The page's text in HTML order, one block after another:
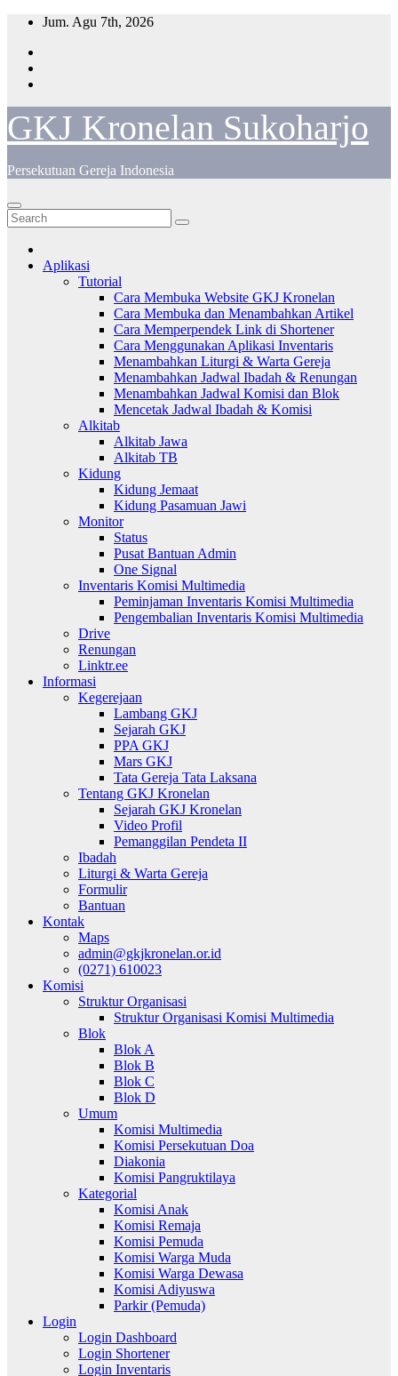
Skip
content
Jum. Agu 7th, 2026
GKJ Kronelan Sukoharjo
Persekutuan Gereja Indonesia
Aplikasi
Tutorial
Cara Membuka Website GKJ Kronelan
Cara Membuka dan Menambahkan Artikel
Cara Memperpendek Link di Shortener
Cara Menggunakan Aplikasi Inventaris
Menambahkan Liturgi & Warta Gereja
Menambahkan Jadwal Ibadah & Renungan
Menambahkan Jadwal Komisi dan Blok
Mencetak Jadwal Ibadah & Komisi
Alkitab
Alkitab Jawa
Alkitab TB
Kidung
Kidung Jemaat
Kidung Pasamuan Jawi
Monitor
Status
Pusat Bantuan Admin
One Signal
Inventaris Komisi Multimedia
Peminjaman Inventaris Komisi Multimedia
Pengembalian Inventaris Komisi Multimedia
Drive
Renungan
Linktr.ee
Informasi
Kegerejaan
Lambang GKJ
Sejarah GKJ
PPA GKJ
Mars GKJ
Tata Gereja Tata Laksana
Tentang GKJ Kronelan
Sejarah GKJ Kronelan
Video Profil
Pemanggilan Pendeta II
Ibadah
Liturgi & Warta Gereja
Formulir
Bantuan
Kontak
Maps
admin@gkjkronelan.or.id
(0271) 610023
Komisi
Struktur Organisasi
Struktur Organisasi Komisi Multimedia
Blok
Blok A
Blok B
Blok C
Blok D
Umum
Komisi Multimedia
Komisi Persekutuan Doa
Diakonia
Komisi Pangruktilaya
Kategorial
Komisi Anak
Komisi Remaja
Komisi Pemuda
Komisi Warga Muda
Komisi Warga Dewasa
Komisi Adiyuswa
Parkir (Pemuda)
Login
Login Dashboard
Login Shortener
Login Inventaris